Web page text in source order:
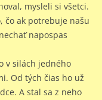
mysleli si všetci.
čo ak potrebuje našu
napospas
v silách jedného
Od tých čias ho už
A stal sa z neho